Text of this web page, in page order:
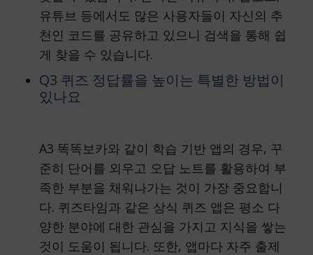
유튜브 등에서도 많은 사용자들이 자신의 추
천인 코드를 공유하고 있으니 검색을 통해 쉽
게 찾을 수 있습니다.
Q3 퀴즈 정답률을 높이는 특별한 방법이
있나요
A3 똑똑보카와 같이 학습 기반 앱의 경우, 꾸
준히 단어를 외우고 오답 노트를 활용하여 부
족한 부분을 채워나가는 것이 가장 중요합니
다. 퀴즈타임과 같은 상식 퀴즈 앱은 평소 다
양한 분야에 대한 관심을 가지고 지식을 쌓는
것이 도움이 됩니다. 또한, 앱마다 자주 출제